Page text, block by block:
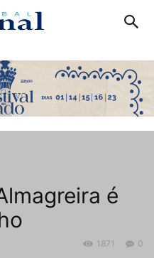
é
0
1871